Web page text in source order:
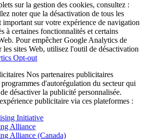
sur la gestion des cookies, consultez :
noter que la désactivation de tous les
important sur votre expérience de navigation
à certaines fonctionnalités et certains
Pour empêcher Google Analytics de
sites Web, utilisez l'outil de désactivation
Opt-out
Nos partenaires publicitaires
d'autorégulation du secteur qui
désactiver la publicité personnalisée.
publicitaire via ces plateformes :
Initiative
Alliance
Alliance (Canada)